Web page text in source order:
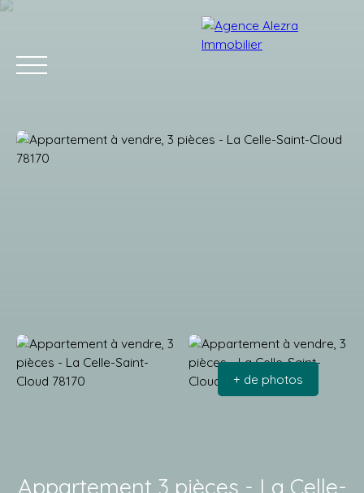
Estimation
+ de photos
Appartement 3 pièces - La Celle-